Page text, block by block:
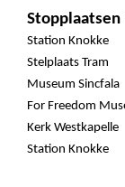
Station Knokke
Stelplaats Tram
Museum Sincfala
For Freedom
Kerk Westkapelle
Station Knokke